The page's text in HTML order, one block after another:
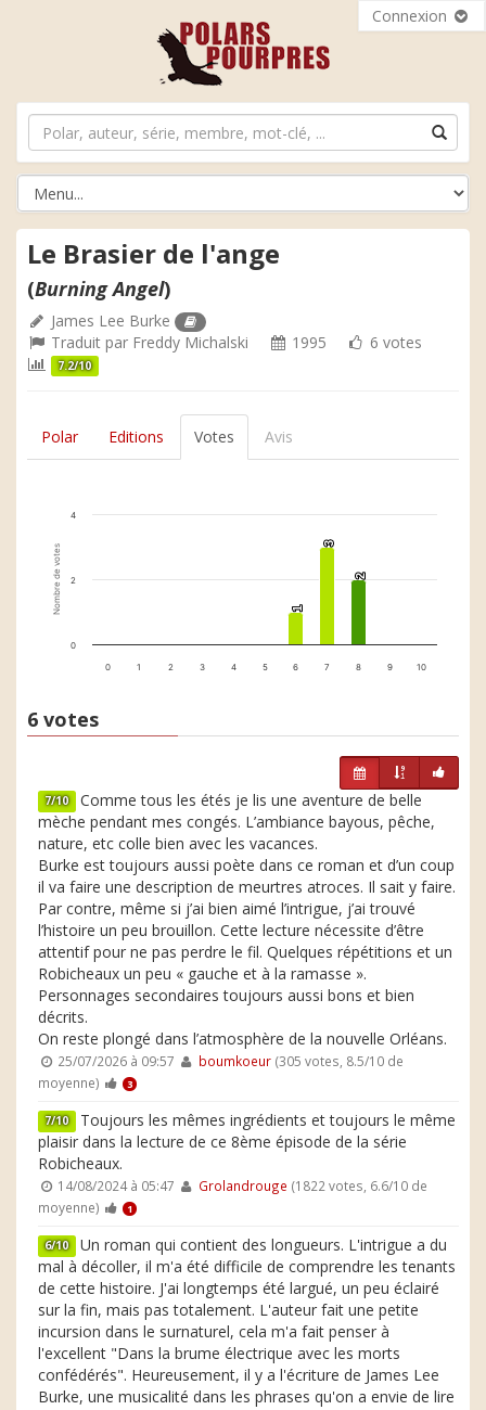
Connexion
Le Brasier de l'ange
(Burning Angel)
James Lee Burke
Traduit par Freddy Michalski 1995 6 votes
7.2/10
Polar Editions Votes Avis
Nombre de votes 1
1
3
3
2
2
0 1 2 3 4 5 6 7 8 9 10
0
2
4
6 votes
7/10 Comme tous les étés je lis une aventure de belle
mèche pendant mes congés. L’ambiance bayous, pêche,
nature, etc colle bien avec les vacances.
Burke est toujours aussi poète dans ce roman et d’un coup
il va faire une description de meurtres atroces. Il sait y faire.
Par contre, même si j’ai bien aimé l’intrigue, j’ai trouvé
l’histoire un peu brouillon. Cette lecture nécessite d’être
attentif pour ne pas perdre le fil. Quelques répétitions et un
Robicheaux un peu « gauche et à la ramasse ».
Personnages secondaires toujours aussi bons et bien
décrits.
On reste plongé dans l’atmosphère de la nouvelle Orléans.
25/07/2026 à 09:57 boumkoeur(305 votes, 8.5/10 de
moyenne)
3
7/10 Toujours les mêmes ingrédients et toujours le même
plaisir dans la lecture de ce 8ème épisode de la série
Robicheaux.
14/08/2024 à 05:47 Grolandrouge (1822 votes, 6.6/10 de
moyenne)
1
6/10 Un roman qui contient des longueurs. L'intrigue a du
mal à décoller, il m'a été difficile de comprendre les tenants
de cette histoire. J'ai longtemps été largué, un peu éclairé
sur la fin, mais pas totalement. L'auteur fait une petite
incursion dans le surnaturel, cela m'a fait penser à
l'excellent "Dans la brume électrique avec les morts
confédérés". Heureusement, il y a l'écriture de James Lee
Burke, une musicalité dans les phrases qu'on a envie de lire